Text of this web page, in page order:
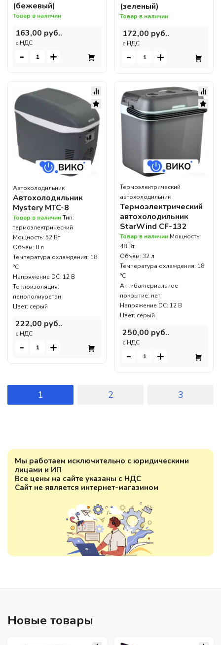
Мы работаем исключительно с юридическими
лицами и ИП
Все цены на сайте указаны с НДС
Сайт не является интернет-магазином
(бежевый)
Товар в наличии
163,00 руб..
c НДС
- +
(зеленый)
Товар в наличии
172,00 руб..
c НДС
- +
Автохолодильник
Автохолодильник
Mystery MTC-8
Товар в наличииТип:
термоэлектрический
Мощность: 52 Вт
Объём: 8 л
Температура охлаждения: 18
°C
Напряжение DC: 12 В
Теплоизоляция:
пенополиуретан
Цвет: серый
222,00 руб..
c НДС
- +
Термоэлектрический
автохолодильник
Термоэлектрический
автохолодильник
StarWind CF-132
Товар в наличии Мощность:
48 Вт
Объём: 32 л
Температура охлаждения: 18
°C
Антибактериальное
покрытие: нет
Напряжение DC: 12 В
Цвет: серый
250,00 руб..
c НДС
- +
1 2 3
Новые товары